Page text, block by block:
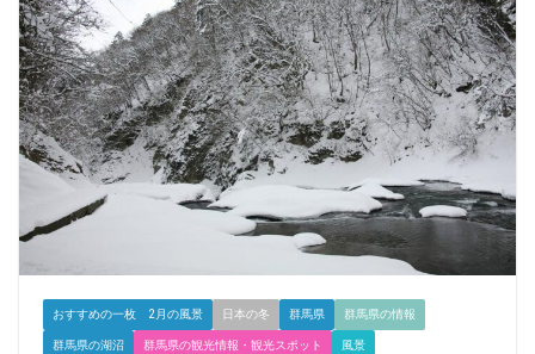
おすすめの一枚 2月の風景 日本の冬 群馬県 群馬県の情報
群馬県の湖沼 群馬県の観光情報・観光スポット 風景